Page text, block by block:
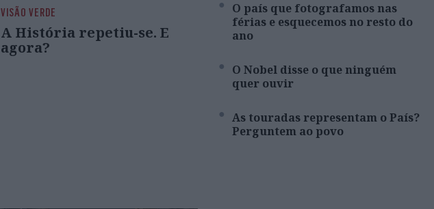
VISÃO VERDE
A História repetiu-se. E
agora?
O país que fotografamos nas
férias e esquecemos no resto do
ano
O Nobel disse o que ninguém
quer ouvir
As touradas representam o País?
Perguntem ao povo